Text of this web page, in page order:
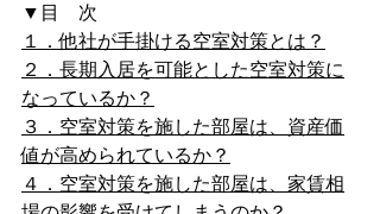
▼目　次
１．他社が手掛ける空室対策とは？
２．長期入居を可能とした空室対策に
なっているか？
３．空室対策を施した部屋は、資産価
値が高められているか？
４．空室対策を施した部屋は、家賃相